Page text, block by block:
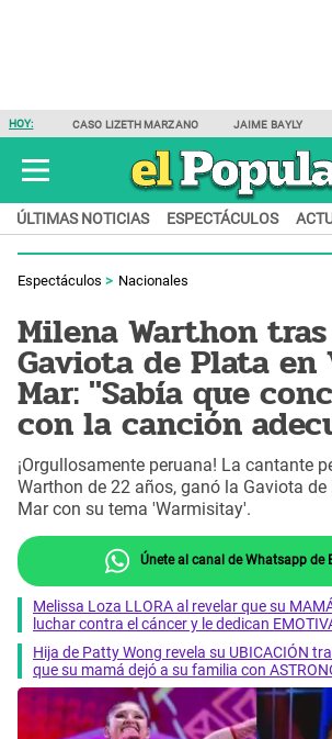
HOY: CASO LIZETH MARZANO JAIME BAYLY
ÚLTIMAS NOTICIAS ESPECTÁCULOS
Espectáculos Nacionales
Milena Warthon
Gaviota de Plata en
Mar: "Sabía que
con la canción
¡Orgullosamente peruana! La cantante
Warthon de 22 años, ganó la Gaviota de
Mar con su tema 'Warmisitay'.
Únete al canal de Whatsapp de
Melissa Loza LLORA al revelar que su
luchar contra el cáncer y le dedican
Hija de Patty Wong revela su UBICACIÓN
que su mamá dejó a su familia con